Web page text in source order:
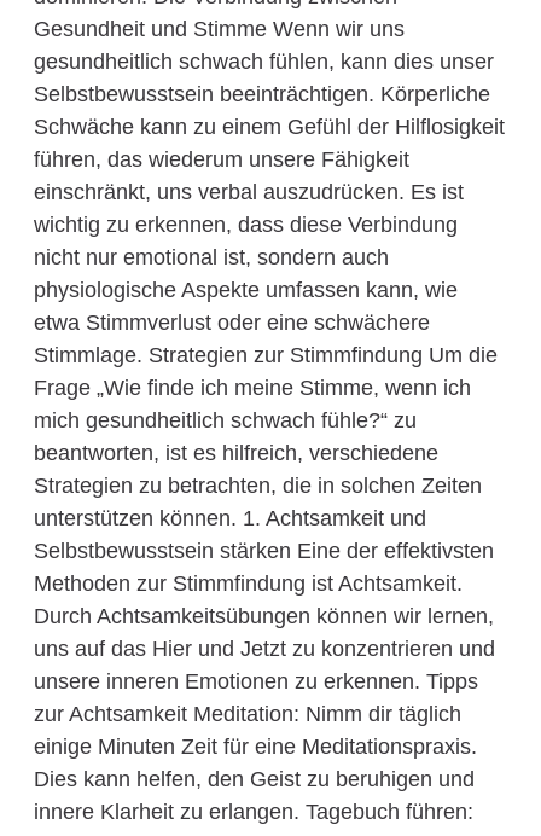
Gesundheit und Stimme Wenn wir uns
gesundheitlich schwach fühlen, kann dies unser
Selbstbewusstsein beeinträchtigen. Körperliche
Schwäche kann zu einem Gefühl der Hilflosigkeit
führen, das wiederum unsere Fähigkeit
einschränkt, uns verbal auszudrücken. Es ist
wichtig zu erkennen, dass diese Verbindung
nicht nur emotional ist, sondern auch
physiologische Aspekte umfassen kann, wie
etwa Stimmverlust oder eine schwächere
Stimmlage. Strategien zur Stimmfindung Um die
Frage „Wie finde ich meine Stimme, wenn ich
mich gesundheitlich schwach fühle?“ zu
beantworten, ist es hilfreich, verschiedene
Strategien zu betrachten, die in solchen Zeiten
unterstützen können. 1. Achtsamkeit und
Selbstbewusstsein stärken Eine der effektivsten
Methoden zur Stimmfindung ist Achtsamkeit.
Durch Achtsamkeitsübungen können wir lernen,
uns auf das Hier und Jetzt zu konzentrieren und
unsere inneren Emotionen zu erkennen. Tipps
zur Achtsamkeit Meditation: Nimm dir täglich
einige Minuten Zeit für eine Meditationspraxis.
Dies kann helfen, den Geist zu beruhigen und
innere Klarheit zu erlangen. Tagebuch führen: